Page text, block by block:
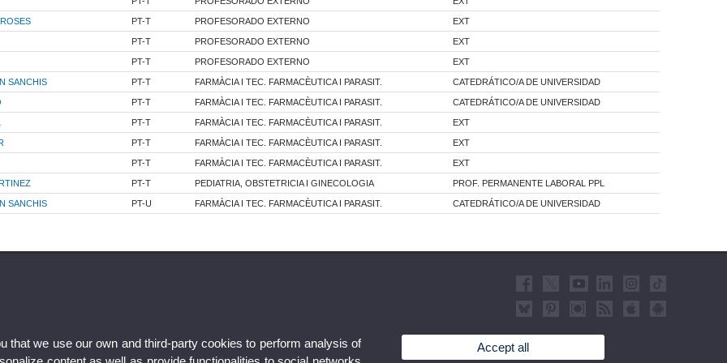
PT-T PROFESORADO EXTERNO EXT
PT-T PROFESORADO EXTERNO EXT
PT-T PROFESORADO EXTERNO EXT
SANCHIS PT-T FARMÀCIA I TEC. FARMACÈUTICA I PARASIT. CATEDRÁTICO/A DE UNIVERSIDAD
PT-T FARMÀCIA I TEC. FARMACÈUTICA I PARASIT. CATEDRÁTICO/A DE UNIVERSIDAD
PT-T FARMÀCIA I TEC. FARMACÈUTICA I PARASIT. EXT
PT-T FARMÀCIA I TEC. FARMACÈUTICA I PARASIT. EXT
PT-T FARMÀCIA I TEC. FARMACÈUTICA I PARASIT. EXT
PT-T PEDIATRIA, OBSTETRICIA I GINECOLOGIA PROF. PERMANENTE LABORAL PPL
SANCHIS PT-U FARMÀCIA I TEC. FARMACÈUTICA I PARASIT. CATEDRÁTICO/A DE UNIVERSIDAD
that we use our own and third-party cookies to perform analysis of
Accept all